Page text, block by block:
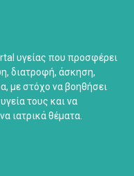
υγείας που προσφέρει
διατροφή, άσκηση,
με στόχο να βοηθήσει
τους και να
ιατρικά θέματα.